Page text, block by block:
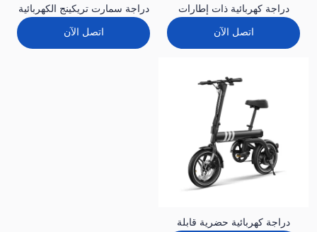
دراجة كهربائية ذات إطارات
اتصل الآن
دراجة سمارت تريكينج الكهربائية
اتصل الآن
دراجة كهربائية حضرية قابلة